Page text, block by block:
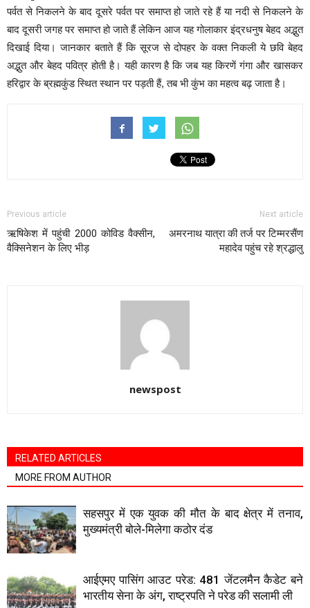
पर्वत से निकलने के बाद दूसरे पर्वत पर समाप्त हो जाते रहे हैं या नदी से निकलने के
बाद दूसरी जगह पर समाप्त हो जाते हैं लेकिन आज यह गोलाकार इंद्रधनुष बेहद अद्भुत
दिखाई दिया। जानकार बताते हैं कि सूरज से दोपहर के वक्त निकली ये छवि बेहद
अद्भुत और बेहद पवित्र होती है। यही कारण है कि जब यह किरणें गंगा और खासकर
हरिद्वार के ब्रह्मकुंड स्थित स्थान पर पड़ती हैं, तब भी कुंभ का महत्व बढ़ जाता है।
Previous article
ऋषिकेश में पहुंची 2000 कोविड वैक्सीन,
वैक्सिनेशन के लिए भीड़
Next article
अमरनाथ यात्रा की तर्ज पर टिम्मरसैंण
महादेव पहुंच रहे श्रद्धालु
newspost
RELATED ARTICLES
MORE FROM AUTHOR
सहसपुर में एक युवक की मौत के बाद क्षेत्र में तनाव,
मुख्यमंत्री बोले-मिलेगा कठोर दंड
आईएमए पासिंग आउट परेड: 481 जेंटलमैन कैडेट बने
भारतीय सेना के अंग, राष्ट्रपति ने परेड की सलामी ली